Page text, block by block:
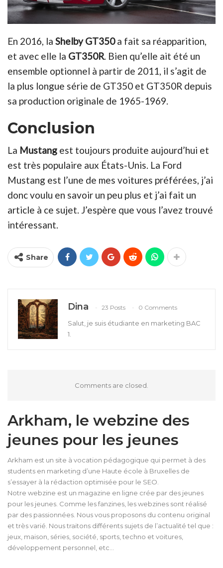
En 2016, la Shelby GT350a fait sa réapparition,
et avec elle la GT350R. Bien qu’elle ait été un
ensemble optionnel à partir de 2011, il s’agit de
la plus longue série de GT350 et GT350R depuis
sa production originale de 1965-1969.
Conclusion
La Mustang est toujours produite aujourd’hui et
est très populaire aux États-Unis. La Ford
Mustang est l’une de mes voitures préférées, j’ai
donc voulu en savoir un peu plus et j’ai fait un
article à ce sujet. J’espère que vous l’avez trouvé
intéressant.
Share
Dina 23 Posts 0 Comments
Salut, je suis étudiante en marketing BAC
1.
Comments are closed.
Arkham, le webzine des
jeunes pour les jeunes
Arkham est un site à vocation pédagogique qui permet à des
students en marketing d’une Haute école à Bruxelles de
s’essayer à la rédaction optimisée pour le SEO.
Notre webzine est un magazine en ligne crée par des jeunes
pour les jeunes. Comme les fanzines, les webzines sont réalisé
par des passionnées. Nous vous proposons du contenu original
et très varié. Nous traitons différents sujets de l’actualité tel que :
jeux, maison, séries, société, sports, techno et voitures,
développement personnel, etc…